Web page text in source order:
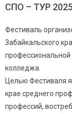
СПО – ТУР
Фестиваль
Забайкальского
профессиональной
колледжа.
Целью Фестиваля
крае среднего
профессий,